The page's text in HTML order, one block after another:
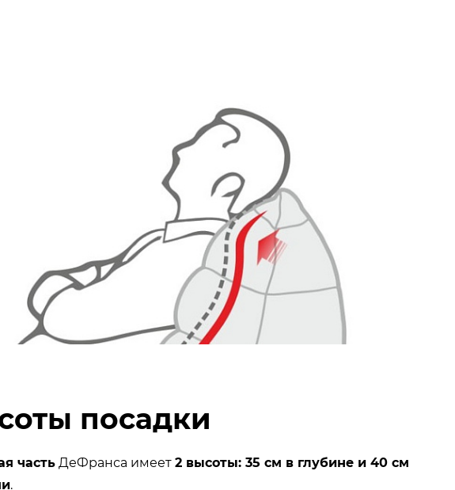
посадки
часть ДеФранса имеет 2 высоты: 35 см в глубине и 40 см
.